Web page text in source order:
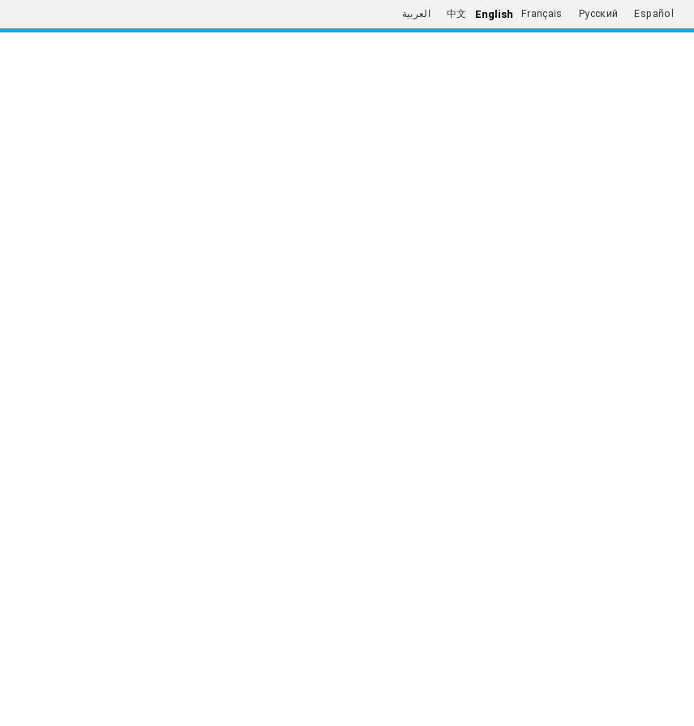
العربية 中文 English Français Русский Español